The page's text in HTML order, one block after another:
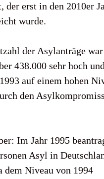
der erst in den 2010er
wurde.
der Asylanträge war
438.000 sehr hoch und
auf einem hohen
den Asylkompromiss
Im Jahr 1995
Asyl in
dem Niveau von 1994